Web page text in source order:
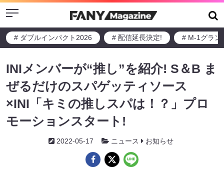
Menu
# ダブルインパクト2026 # 配信延長決定! # M-1グラン
INIメンバーが“推し”を紹介! S＆B ま
ぜるだけのスパゲッティソース
×INI「キミの推しスパは！？」プロ
モーションスタート!
2022-05-17 ニュース お知らせ